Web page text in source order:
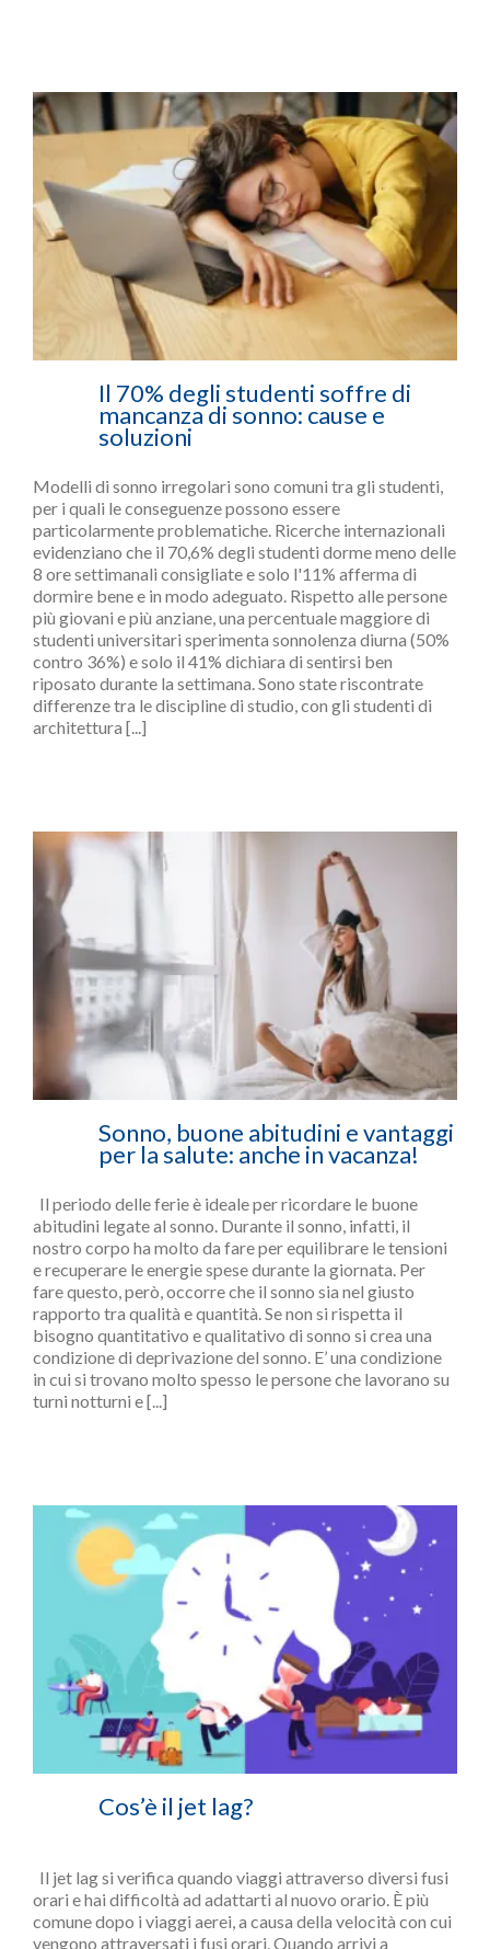
Il 70% degli studenti soffre di
mancanza di sonno: cause e
soluzioni
Modelli di sonno irregolari sono comuni tra gli studenti,
per i quali le conseguenze possono essere
particolarmente problematiche. Ricerche internazionali
evidenziano che il 70,6% degli studenti dorme meno delle
8 ore settimanali consigliate e solo l'11% afferma di
dormire bene e in modo adeguato. Rispetto alle persone
più giovani e più anziane, una percentuale maggiore di
studenti universitari sperimenta sonnolenza diurna (50%
contro 36%) e solo il 41% dichiara di sentirsi ben
riposato durante la settimana. Sono state riscontrate
differenze tra le discipline di studio, con gli studenti di
architettura [...]
Sonno, buone abitudini e vantaggi
per la salute: anche in vacanza!
Il periodo delle ferie è ideale per ricordare le buone
abitudini legate al sonno. Durante il sonno, infatti, il
nostro corpo ha molto da fare per equilibrare le tensioni
e recuperare le energie spese durante la giornata. Per
fare questo, però, occorre che il sonno sia nel giusto
rapporto tra qualità e quantità. Se non si rispetta il
bisogno quantitativo e qualitativo di sonno si crea una
condizione di deprivazione del sonno. E’ una condizione
in cui si trovano molto spesso le persone che lavorano su
turni notturni e [...]
Cos’è il jet lag?
Il jet lag si verifica quando viaggi attraverso diversi fusi
orari e hai difficoltà ad adattarti al nuovo orario. È più
comune dopo i viaggi aerei, a causa della velocità con cui
vengono attraversati i fusi orari. Quando arrivi a